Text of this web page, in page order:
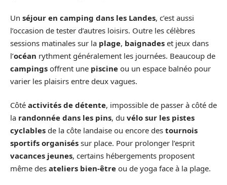
Un séjour en camping dans les Landes, c’est aussi
l’occasion de tester d’autres loisirs. Outre les célèbres
sessions matinales sur la plage, baignades et jeux dans
l’océan rythment généralement les journées. Beaucoup de
campings offrent une piscine ou un espace balnéo pour
varier les plaisirs entre deux vagues.
Côté activités de détente, impossible de passer à côté de
la randonnée dans les pins, du vélo sur les pistes
cyclables de la côte landaise ou encore des tournois
sportifs organisés sur place. Pour prolonger l’esprit
vacances jeunes, certains hébergements proposent
même des ateliers bien-être ou de yoga face à la plage.